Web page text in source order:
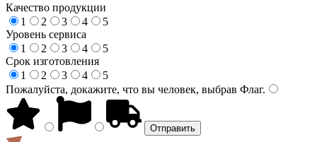
Качество продукции
1
2 3 4
5
Уровень сервиса
1
2 3 4
5
Срок изготовления
1
2 3 4
5
Пожалуйста, докажите, что вы человек, выбрав Флаг.